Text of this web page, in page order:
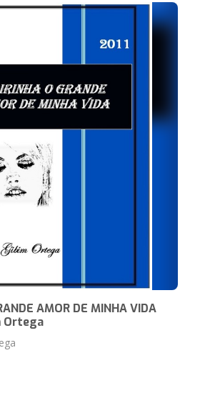
AMOR DE MINHA VIDA
Ortega